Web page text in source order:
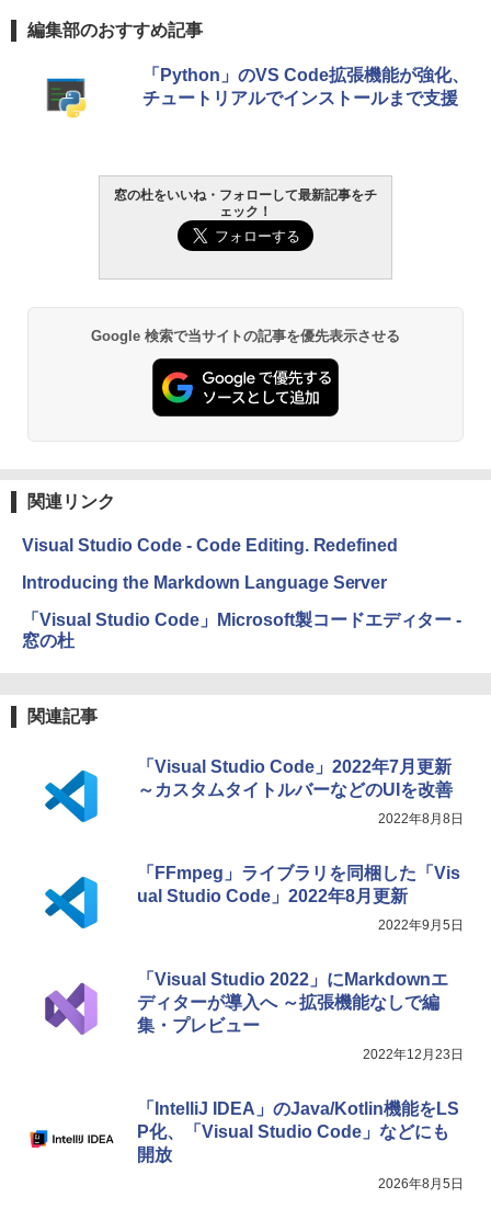
￥119,800
生成AIパスポート公式テキスト 第４版
￥1,766
AIイラスト表現辞典: 思い通りの絵を引き
出す プロンプトの言葉 AI画像生成シリー
ズ (はぴーイラストLabo)
￥480
ClaudeCode いちばんやさしい 教科書:
非エンジニア 初心者 素人 でも安心 使い
方 マニュアル AI副業にもコンテンツ作成
にもKindle出版にも！ 非エンジニアのた
めのAIコーディング入門シリーズ
ードウェア・市販ソフトウェアのパーフ
ェクトリストと最新エミュレータ紹介
Amazon Kindle Paperwhite (16GB) 7イ
ンチディスプレイ、色調調節ライト、12
週間持続バッテリー、広告なし、ブラッ
Amazon Kindle - 目に優しい、かさばら
ない、大きな画面で読みやすい、6週間持
書籍リーダー、ブラック、16GB、広告な
￥19,980
Kindle Paperwhite シグニチャーエディ
ション (32GB) 7インチディスプレイ、明
るさ自動調整、色調調節ライト、12週間
Amazon Kindle Colorsoft | 16GBストレ
イ、色調調節ライト、最大8週間持続バッ
New Amazon Kindle Scribe Colorsoft |
11インチカラーディスプレイ、64GBスト
レージ、ノート機能搭載、明るさ自動調
整、色調調節ライト、プレミアムペン付
￥115,980
編集部のおすすめ記事
「Python」のVS Code拡張機能が強化、
チュートリアルでインストールまで支援
窓の杜をいいね・フォローして最新記事をチ
ェック！
Google 検索で当サイトの記事を優先表示させる
関連リンク
Visual Studio Code - Code Editing. Redefined
Introducing the Markdown Language Server
「Visual Studio Code」Microsoft製コードエディター -
窓の杜
関連記事
「Visual Studio Code」2022年7月更新
～カスタムタイトルバーなどのUIを改善
2022年8月8日
「FFmpeg」ライブラリを同梱した「Vis
ual Studio Code」2022年8月更新
2022年9月5日
「Visual Studio 2022」にMarkdownエ
ディターが導入へ ～拡張機能なしで編
集・プレビュー
2022年12月23日
「IntelliJ IDEA」のJava/Kotlin機能をLS
P化、「Visual Studio Code」などにも
開放
2026年8月5日